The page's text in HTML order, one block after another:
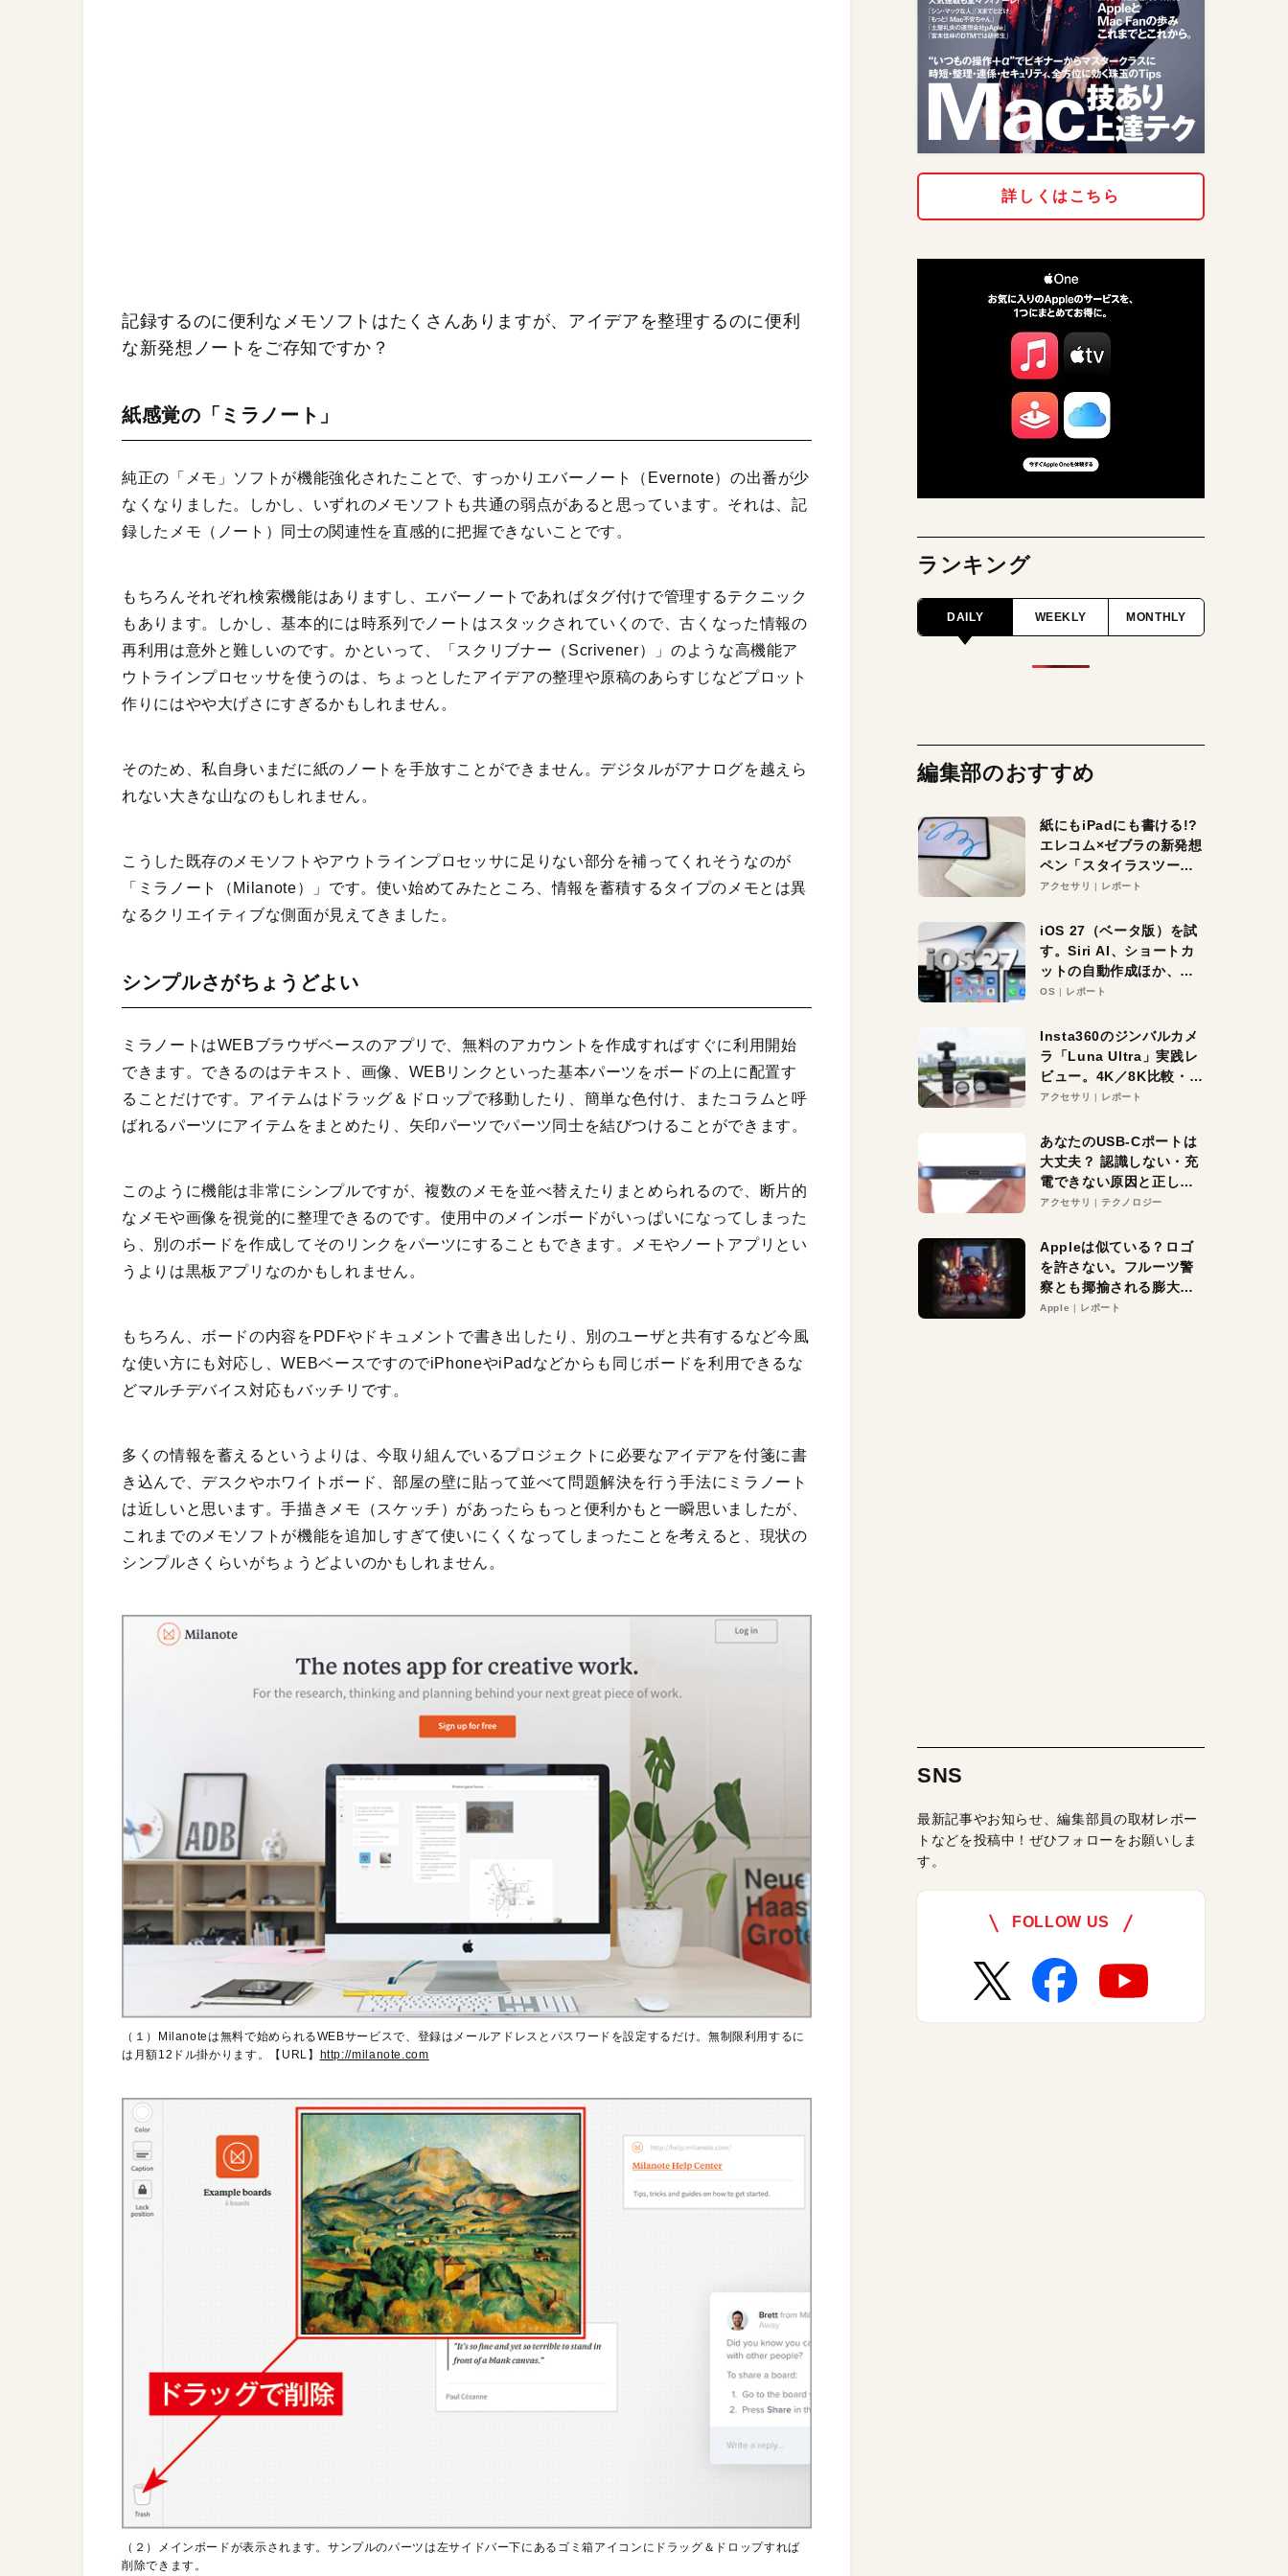
記録するのに便利なメモソフトはたくさんありますが、アイデアを整理するのに便利
な新発想ノートをご存知ですか？
紙感覚の「ミラノート」
純正の「メモ」ソフトが機能強化されたことで、すっかりエバーノート（Evernote）の出番が少
なくなりました。しかし、いずれのメモソフトも共通の弱点があると思っています。それは、記
録したメモ（ノート）同士の関連性を直感的に把握できないことです。
もちろんそれぞれ検索機能はありますし、エバーノートであればタグ付けで管理するテクニック
もあります。しかし、基本的には時系列でノートはスタックされていくので、古くなった情報の
再利用は意外と難しいのです。かといって、「スクリブナー（Scrivener）」のような高機能ア
ウトラインプロセッサを使うのは、ちょっとしたアイデアの整理や原稿のあらすじなどプロット
作りにはやや大げさにすぎるかもしれません。
そのため、私自身いまだに紙のノートを手放すことができません。デジタルがアナログを越えら
れない大きな山なのもしれません。
こうした既存のメモソフトやアウトラインプロセッサに足りない部分を補ってくれそうなのが
「ミラノート（Milanote）」です。使い始めてみたところ、情報を蓄積するタイプのメモとは異
なるクリエイティブな側面が見えてきました。
シンプルさがちょうどよい
ミラノートはWEBブラウザベースのアプリで、無料のアカウントを作成すればすぐに利用開始
できます。できるのはテキスト、画像、WEBリンクといった基本パーツをボードの上に配置す
ることだけです。アイテムはドラッグ＆ドロップで移動したり、簡単な色付け、またコラムと呼
ばれるパーツにアイテムをまとめたり、矢印パーツでパーツ同士を結びつけることができます。
このように機能は非常にシンプルですが、複数のメモを並べ替えたりまとめられるので、断片的
なメモや画像を視覚的に整理できるのです。使用中のメインボードがいっぱいになってしまった
ら、別のボードを作成してそのリンクをパーツにすることもできます。メモやノートアプリとい
うよりは黒板アプリなのかもしれません。
もちろん、ボードの内容をPDFやドキュメントで書き出したり、別のユーザと共有するなど今風
な使い方にも対応し、WEBベースですのでiPhoneやiPadなどからも同じボードを利用できるな
どマルチデバイス対応もバッチリです。
多くの情報を蓄えるというよりは、今取り組んでいるプロジェクトに必要なアイデアを付箋に書
き込んで、デスクやホワイトボード、部屋の壁に貼って並べて問題解決を行う手法にミラノート
は近しいと思います。手描きメモ（スケッチ）があったらもっと便利かもと一瞬思いましたが、
これまでのメモソフトが機能を追加しすぎて使いにくくなってしまったことを考えると、現状の
シンプルさくらいがちょうどよいのかもしれません。
（１）Milanoteは無料で始められるWEBサービスで、登録はメールアドレスとパスワードを設定するだけ。無制限利用するに
は月額12ドル掛かります。【URL】
http://milanote.com
（２）メインボードが表示されます。サンプルのパーツは左サイドバー下にあるゴミ箱アイコンにドラッグ＆ドロップすれば
削除できます。
詳しくはこちら
ランキング
DAILY WEEKLY MONTHLY
編集部のおすすめ
紙にもiPadにも書ける!?
エレコム×ゼブラの新発想
ペン「スタイラスツーウ
ェイ」レビュー。持ち替
アクセサリ レポート
iOS 27（ベータ版）を試
す。Siri AI、ショートカ
ットの自動作成ほか、期
待大の便利機能5選。
る未来はすぐそこ！
OS レポート
Insta360のジンバルカメ
ラ「Luna Ultra」実践レ
ビュー。4K／8K比較・ズ
ーム・夜間撮影をチェッ
アクセサリ レポート
あなたのUSB-Cポートは
大丈夫？ 認識しない・充
電できない原因と正しい
対策
アクセサリ テクノロジー
Appleは似ている？ロゴ
を許さない。フルーツ警
察とも揶揄される膨大な
異議申し立て。対象は非
Apple レポート
SNS
最新記事やお知らせ、編集部員の取材レポー
トなどを投稿中！ぜひフォローをお願いしま
す。
FOLLOW US